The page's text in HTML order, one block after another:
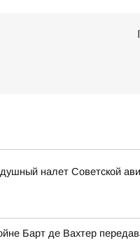
налет Советской
Барт де Вахтер